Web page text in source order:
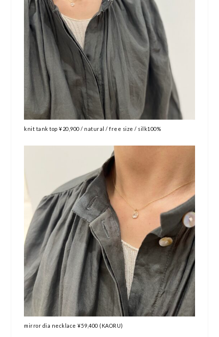
knit tank top ¥20,900 / natural / free size / silk100%
mirror dia necklace ¥59,400 (KAORU)